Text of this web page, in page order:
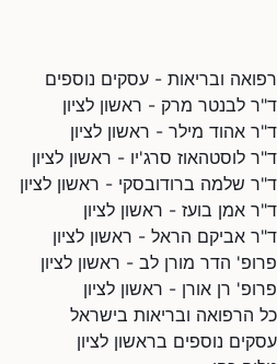
רפואה ובריאות - עסקים נוספים
ד"ר לבנטר מרק - ראשון לציון
ד"ר אהוד מילר - ראשון לציון
ד"ר לוסטהאוז סרג'יו - ראשון לציון
ד"ר שלמה ברודובסקי - ראשון לציון
ד"ר אמן בועז - ראשון לציון
ד"ר אביקם הראל - ראשון לציון
פרופ' הדר מורן לב - ראשון לציון
פרופ' רן אורן - ראשון לציון
כל הרפואה ובריאות בישראל
עסקים נוספים בראשון לציון